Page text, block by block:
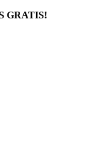
GRATIS!